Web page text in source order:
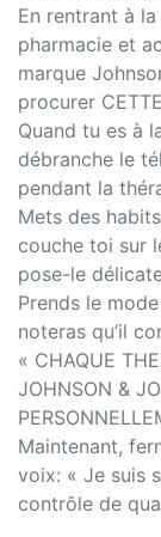
En rentrant à
pharmacie et
marque
procurer
Quand tu es à
débranche le
pendant la
Mets des
couche toi sur
pose-le
Prends le
noteras qu’il
« CHAQUE
JOHNSON &
Maintenant,
voix: « Je suis
contrôle de